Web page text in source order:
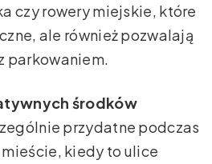
czy rowery miejskie, które
ale również pozwalają
parkowaniem.
środków
przydatne podczas
kiedy to ulice